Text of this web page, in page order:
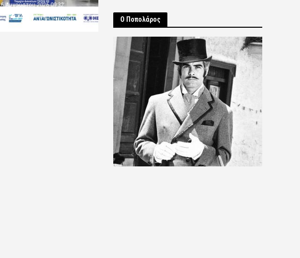
6 Αυγούστου 2026 09:32
komotini24
Ο Ποπολάρος